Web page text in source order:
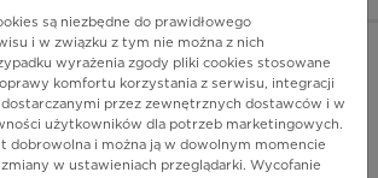
POKAŻ FILTRY
są niezbędne do prawidłowego
i w związku z tym nie można z nich
wyrażenia zgody pliki cookies stosowane
komfortu korzystania z serwisu, integracji
przez zewnętrznych dostawców i w
użytkowników dla potrzeb marketingowych.
dobrowolna i można ją w dowolnym momencie
w ustawieniach przeglądarki. Wycofanie